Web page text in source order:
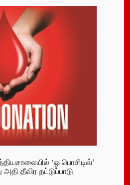
‘ஓ பொசிடிவ்’
தீவிர தட்டுப்பாடு